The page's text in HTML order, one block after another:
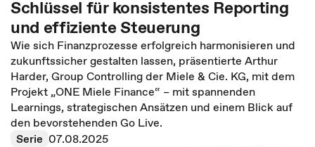
Schlüssel für konsistentes Reporting
und effiziente Steuerung
Wie sich Finanzprozesse erfolgreich harmonisieren und
zukunftssicher gestalten lassen, präsentierte Arthur
Harder, Group Controlling der Miele & Cie. KG, mit dem
Projekt „ONE Miele Finance“ – mit spannenden
Learnings, strategischen Ansätzen und einem Blick auf
den bevorstehenden Go Live.
Serie 07.08.2025